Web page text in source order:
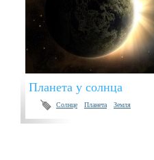
Планета у солнца
Солнце Планета Земля